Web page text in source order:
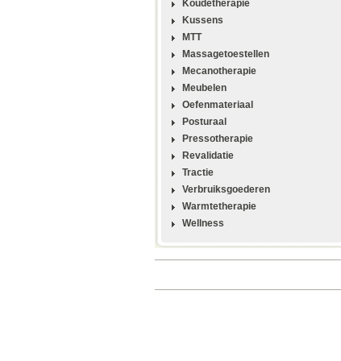
Koudetherapie
Kussens
MTT
Massagetoestellen
Mecanotherapie
Meubelen
Oefenmateriaal
Posturaal
Pressotherapie
Revalidatie
Tractie
Verbruiksgoederen
Warmtetherapie
Wellness